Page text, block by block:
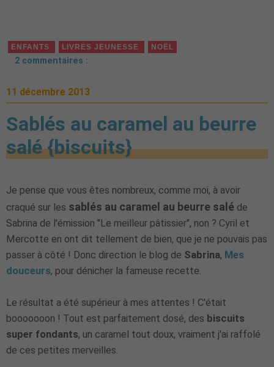
ENFANTS LIVRES JEUNESSE NOËL
2 commentaires :
11 décembre 2013
Sablés au caramel au beurre
salé {biscuits}
Je pense que vous êtes nombreux, comme moi, à avoir
craqué sur les sablés au caramel au beurre salé de
Sabrina de l'émission "Le meilleur pâtissier", non ? Cyril et
Mercotte en ont dit tellement de bien, que je ne pouvais pas
passer à côté ! Donc direction le blog de Sabrina, Mes
douceurs, pour dénicher la fameuse recette.
Le résultat a été supérieur à mes attentes ! C'était
booooooon ! Tout est parfaitement dosé, des biscuits
super fondants, un caramel tout doux, vraiment j'ai raffolé
de ces petites merveilles.